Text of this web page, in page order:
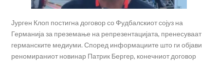
Јурген Клоп постигна договор со Фудбалскиот сојуз на
Германија за преземање на репрезентацијата, пренесуваат
германските медиуми. Според информациите што ги објави
реномираниот новинар Патрик Бергер, конечниот договор